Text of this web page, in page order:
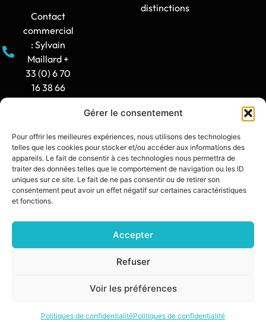
Gérer le consentement
Pour offrir les meilleures expériences, nous utilisons des technologies
telles que les cookies pour stocker et/ou accéder aux informations des
appareils. Le fait de consentir à ces technologies nous permettra de
traiter des données telles que le comportement de navigation ou les ID
uniques sur ce site. Le fait de ne pas consentir ou de retirer son
consentement peut avoir un effet négatif sur certaines caractéristiques
et fonctions.
Accepter
Refuser
Voir les préférences
Politiques de confidentialitéPolitiques de confidentialité
Contact
commercial
: Sylvain
Maillard +
33 (0) 6 70
16 38 66
: 8h30-12h
/ 14h -
17h30
contact@synia.fr
distinctions
POLITIQUE DE CONFIDENTIALITÉ
SITE CRÉÉ PAR :DIXIT L’AGENCE